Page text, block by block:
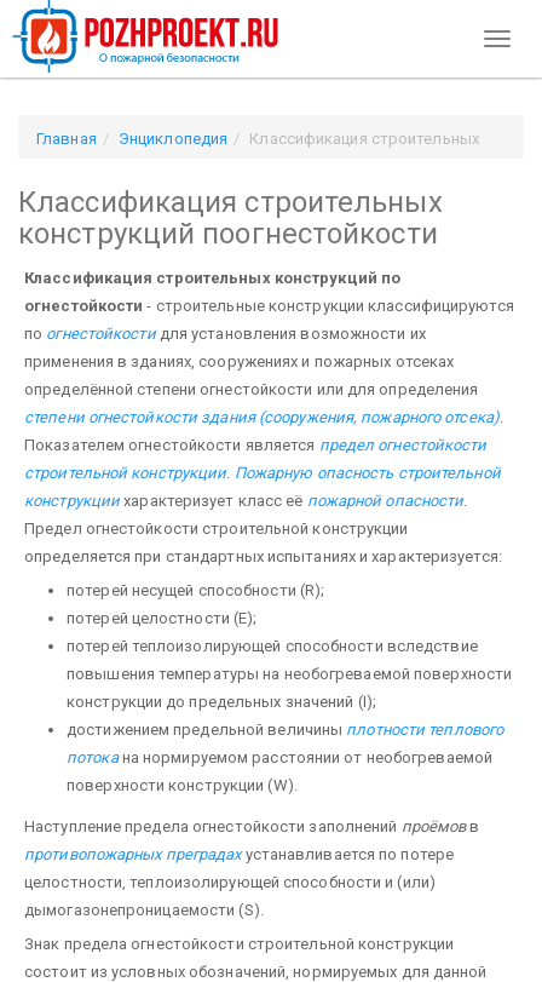
Главная Энциклопедия
Классификация строительных
Классификация строительных
конструкций поогнестойкости
Классификация строительных конструкций по
огнестойкости - строительные конструкции классифицируются
по огнестойкостидля установления возможности их
применения в зданиях, сооружениях и пожарных отсеках
определённой степени огнестойкости или для определения
степени огнестойкости здания (сооружения, пожарного отсека).
Показателем огнестойкости является предел огнестойкости
строительной конструкции. Пожарную опасность строительной
конструкциихарактеризует класс её пожарной опасности.
Предел огнестойкости строительной конструкции
определяется при стандартных испытаниях и характеризуется:
потерей несущей способности (R);
потерей целостности (Е);
потерей теплоизолирующей способности вследствие
повышения темпера­туры на необогреваемой поверхности
конструкции до предельных значений (I);
достижением предельной величины плотности теплового
потокана нормируемом расстоянии от необогреваемой
поверхности конструкции (W).
Наступление предела огнестойкости заполнений проёмовв
противопожарных преградахустанавливается по потере
целостности, теплоизолирующей способности и (или)
дымогазонепроницаемости (S).
Знак предела огнестойкости строительной конструкции
состоит из условных обозначений, нормируемых для данной